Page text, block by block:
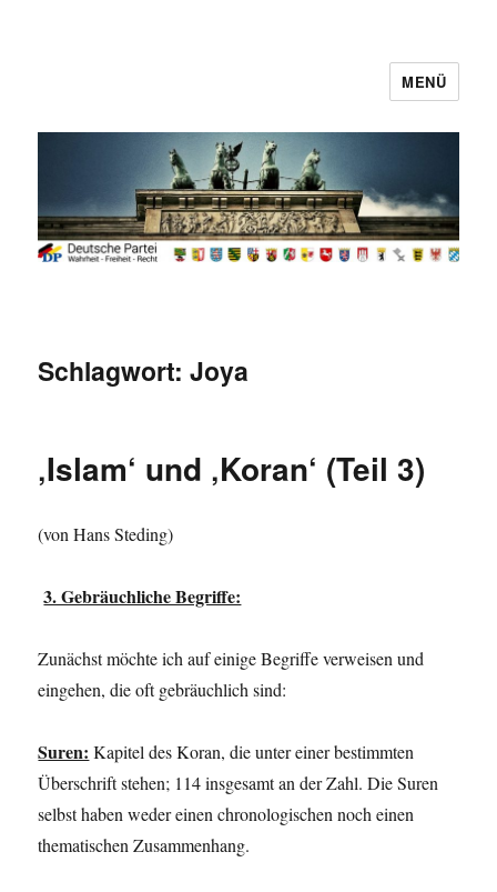
MENÜ
Schlagwort:Joya
‚Islam‘ und ‚Koran‘ (Teil 3)
(von Hans Steding)
3. Gebräuchliche Begriffe:
Zunächst möchte ich auf einige Begriffe verweisen und
eingehen, die oft gebräuchlich sind:
Suren: Kapitel des Koran, die unter einer bestimmten
Überschrift stehen; 114 insgesamt an der Zahl. Die Suren
selbst haben weder einen chronologischen noch einen
thematischen Zusammenhang.